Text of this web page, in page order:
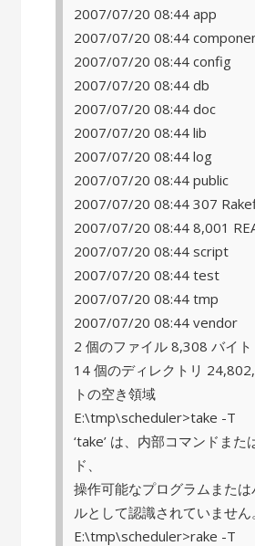
2007/07/20 08:44 app
2007/07/20 08:44
2007/07/20 08:44 config
2007/07/20 08:44 db
2007/07/20 08:44 doc
2007/07/20 08:44 lib
2007/07/20 08:44 log
2007/07/20 08:44 public
2007/07/20 08:44 307
2007/07/20 08:44 8,001
2007/07/20 08:44 script
2007/07/20 08:44 test
2007/07/20 08:44 tmp
2007/07/20 08:44 vendor
2 個のファイル 8,308 バイト
14 個のディレクトリ
トの空き領域
E:\tmp\scheduler>take -T
‘take’ は、内部コマンドまた
ド、
操作可能なプログラムまたは
ルとして認識されていません
E:\tmp\scheduler>rake -T